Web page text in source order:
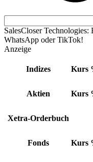
SalesCloser Technologies:
WhatsApp oder TikTok!
Anzeige
Indizes Kurs
Aktien Kurs
Xetra-Orderbuch
Fonds Kurs